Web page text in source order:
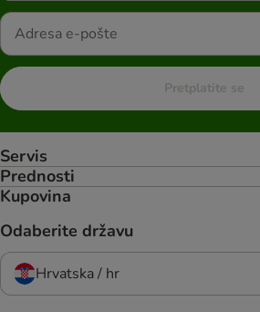
Pretplatite se
Servis
Prednosti
Kupovina
Odaberite državu
Hrvatska / hr